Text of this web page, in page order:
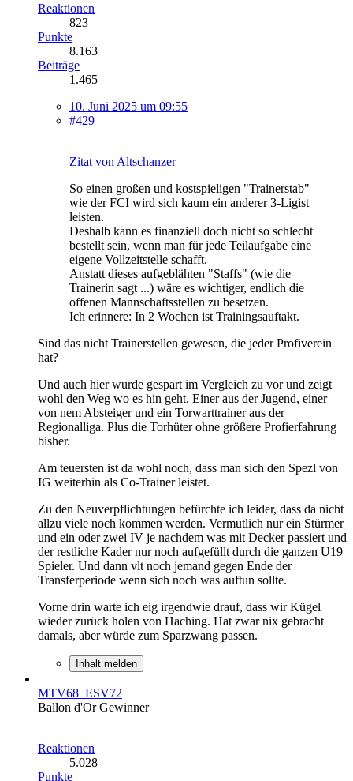
Reaktionen
823
Punkte
8.163
Beiträge
1.465
10. Juni 2025 um 09:55
#429
Zitat von Altschanzer
So einen großen und kostspieligen "Trainerstab"
wie der FCI wird sich kaum ein anderer 3-Ligist
leisten.
Deshalb kann es finanziell doch nicht so schlecht
bestellt sein, wenn man für jede Teilaufgabe eine
eigene Vollzeitstelle schafft.
Anstatt dieses aufgeblähten "Staffs" (wie die
Trainerin sagt ...) wäre es wichtiger, endlich die
offenen Mannschaftsstellen zu besetzen.
Ich erinnere: In 2 Wochen ist Trainingsauftakt.
Sind das nicht Trainerstellen gewesen, die jeder Profiverein
hat?
Und auch hier wurde gespart im Vergleich zu vor und zeigt
wohl den Weg wo es hin geht. Einer aus der Jugend, einer
von nem Absteiger und ein Torwarttrainer aus der
Regionalliga. Plus die Torhüter ohne größere Profierfahrung
bisher.
Am teuersten ist da wohl noch, dass man sich den Spezl von
IG weiterhin als Co-Trainer leistet.
Zu den Neuverpflichtungen befürchte ich leider, dass da nicht
allzu viele noch kommen werden. Vermutlich nur ein Stürmer
und ein oder zwei IV je nachdem was mit Decker passiert und
der restliche Kader nur noch aufgefüllt durch die ganzen U19
Spieler. Und dann vlt noch jemand gegen Ende der
Transferperiode wenn sich noch was auftun sollte.
Vorne drin warte ich eig irgendwie drauf, dass wir Kügel
wieder zurück holen von Haching. Hat zwar nix gebracht
damals, aber würde zum Sparzwang passen.
Inhalt melden
MTV68_ESV72
Ballon d'Or Gewinner
Reaktionen
5.028
Punkte